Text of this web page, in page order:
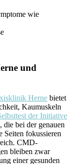
wie
und
Herne bietet
Kaumuskeln
der Initiative
bei der genauen
Seiten fokussieren
CMD-
bleiben zwar
einer gesunden